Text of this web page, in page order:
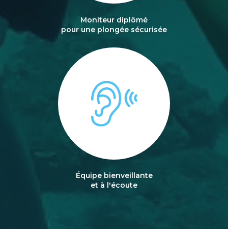
Moniteur diplômé
pour une plongée sécurisée
Équipe bienveillante
et à l'écoute